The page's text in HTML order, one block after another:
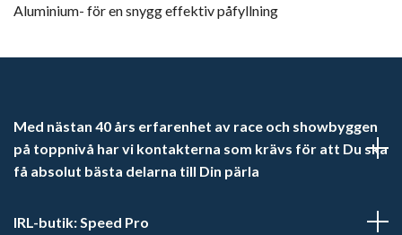
Aluminium- för en snygg effektiv påfyllning
Med nästan 40 års erfarenhet av race och showbyggen
på toppnivå har vi kontakterna som krävs för att Du ska
få absolut bästa delarna till Din pärla
IRL-butik: Speed Pro